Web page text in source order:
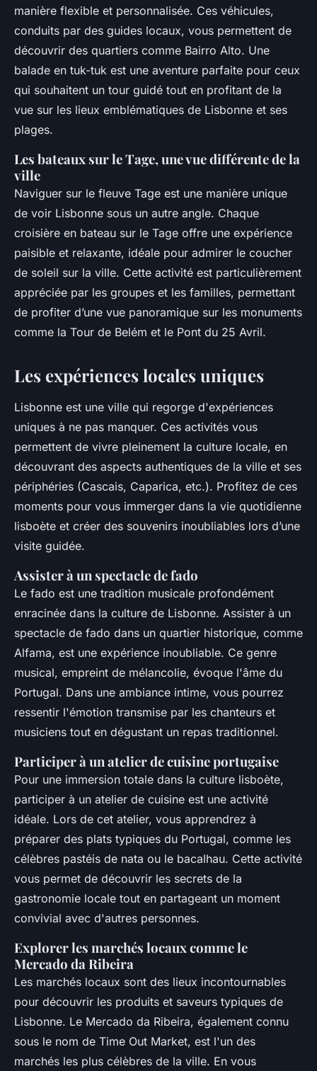
manière flexible et personnalisée. Ces véhicules,
conduits par des guides locaux, vous permettent de
découvrir des quartiers comme Bairro Alto. Une
balade en tuk-tuk est une aventure parfaite pour ceux
qui souhaitent un tour guidé tout en profitant de la
vue sur les lieux emblématiques de Lisbonne et ses
plages.
Les bateaux sur le Tage, une vue différente de la
ville
Naviguer sur le fleuve Tage est une manière unique
de voir Lisbonne sous un autre angle. Chaque
croisière en bateau sur le Tage offre une expérience
paisible et relaxante, idéale pour admirer le coucher
de soleil sur la ville. Cette activité est particulièrement
appréciée par les groupes et les familles, permettant
de profiter d’une vue panoramique sur les monuments
comme la Tour de Belém et le Pont du 25 Avril.
Les expériences locales uniques
Lisbonne est une ville qui regorge d'expériences
uniques à ne pas manquer. Ces activités vous
permettent de vivre pleinement la culture locale, en
découvrant des aspects authentiques de la ville et ses
périphéries (Cascais, Caparica, etc.). Profitez de ces
moments pour vous immerger dans la vie quotidienne
lisboète et créer des souvenirs inoubliables lors d’une
visite guidée.
Assister à un spectacle de fado
Le fado est une tradition musicale profondément
enracinée dans la culture de Lisbonne. Assister à un
spectacle de fado dans un quartier historique, comme
Alfama, est une expérience inoubliable. Ce genre
musical, empreint de mélancolie, évoque l'âme du
Portugal. Dans une ambiance intime, vous pourrez
ressentir l'émotion transmise par les chanteurs et
musiciens tout en dégustant un repas traditionnel.
Participer à un atelier de cuisine portugaise
Pour une immersion totale dans la culture lisboète,
participer à un atelier de cuisine est une activité
idéale. Lors de cet atelier, vous apprendrez à
préparer des plats typiques du Portugal, comme les
célèbres pastéis de nata ou le bacalhau. Cette activité
vous permet de découvrir les secrets de la
gastronomie locale tout en partageant un moment
convivial avec d'autres personnes.
Explorer les marchés locaux comme le
Mercado da Ribeira
Les marchés locaux sont des lieux incontournables
pour découvrir les produits et saveurs typiques de
Lisbonne. Le Mercado da Ribeira, également connu
sous le nom de Time Out Market, est l'un des
marchés les plus célèbres de la ville. En vous